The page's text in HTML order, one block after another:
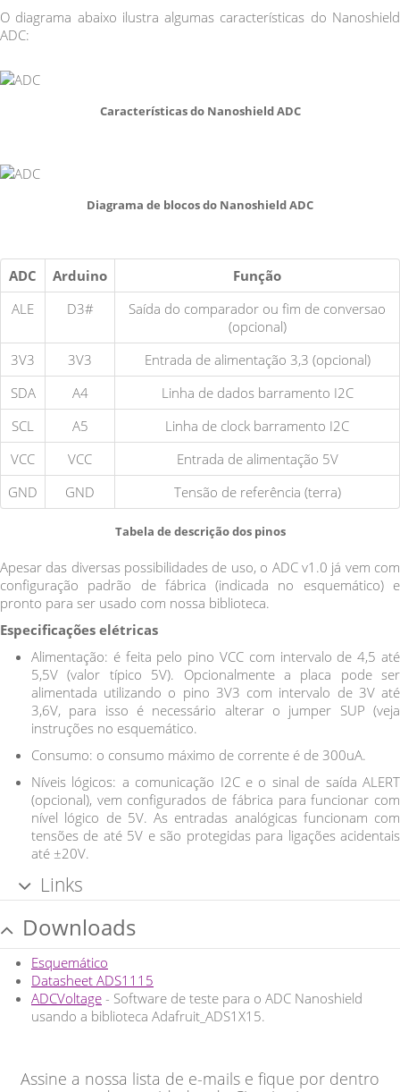
O diagrama abaixo ilustra algumas características do Nanoshield
ADC:
Características do Nanoshield ADC
Diagrama de blocos do Nanoshield ADC
ADC Arduino
Função
ALE
D3#
Saída do comparador ou fim de conversao
(opcional)
3V3
3V3
Entrada de alimentação 3,3 (opcional)
SDA
A4
Linha de dados barramento I2C
SCL
A5
Linha de clock barramento I2C
VCC
VCC
Entrada de alimentação 5V
GND
GND Tensão de referência (terra)
Tabela de descrição dos pinos
Apesar das diversas possibilidades de uso, o ADC v1.0 já vem com
configuração padrão de fábrica (indicada no esquemático) e
pronto para ser usado com nossa biblioteca.
Especificações elétricas
Alimentação: é feita pelo pino VCC com intervalo de 4,5 até
5,5V (valor típico 5V). Opcionalmente a placa pode ser
alimentada utilizando o pino 3V3 com intervalo de 3V até
3,6V, para isso é necessário alterar o jumper SUP (veja
instruções no esquemático.
Consumo: o consumo máximo de corrente é de 300uA.
Níveis lógicos: a comunicação I2C e o sinal de saída ALERT
(opcional), vem configurados de fábrica para funcionar com
nível lógico de 5V. As entradas analógicas funcionam com
tensões de até 5V e são protegidas para ligações acidentais
até ±20V.
Links
Nanoshield ADC.
Downloads
Esquemático
Datasheet ADS1115
ADCVoltage - Software de teste para o ADC Nanoshield
usando a biblioteca Adafruit_ADS1X15.
Assine a nossa lista de e-mails e fique por dentro